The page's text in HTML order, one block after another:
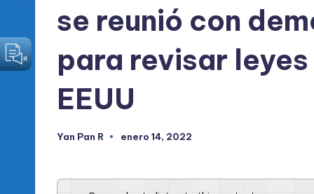
O
se reunió con
para revisar
EEUU
Publicado
Yan Pan R enero 14, 2022